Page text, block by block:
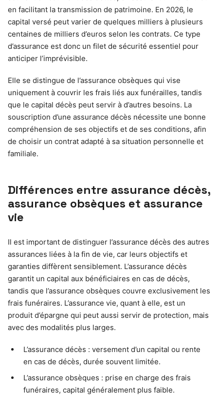
en facilitant la transmission de patrimoine. En 2026, le
capital versé peut varier de quelques milliers à plusieurs
centaines de milliers d’euros selon les contrats. Ce type
d’assurance est donc un filet de sécurité essentiel pour
anticiper l’imprévisible.
Elle se distingue de l’assurance obsèques qui vise
uniquement à couvrir les frais liés aux funérailles, tandis
que le capital décès peut servir à d’autres besoins. La
souscription d’une assurance décès nécessite une bonne
compréhension de ses objectifs et de ses conditions, afin
de choisir un contrat adapté à sa situation personnelle et
familiale.
Différences entre assurance décès,
assurance obsèques et assurance
vie
Il est important de distinguer l’assurance décès des autres
assurances liées à la fin de vie, car leurs objectifs et
garanties diffèrent sensiblement. L’assurance décès
garantit un capital aux bénéficiaires en cas de décès,
tandis que l’assurance obsèques couvre exclusivement les
frais funéraires. L’assurance vie, quant à elle, est un
produit d’épargne qui peut aussi servir de protection, mais
avec des modalités plus larges.
L’assurance décès : versement d’un capital ou rente
en cas de décès, durée souvent limitée.
L’assurance obsèques : prise en charge des frais
funéraires, capital généralement plus faible.